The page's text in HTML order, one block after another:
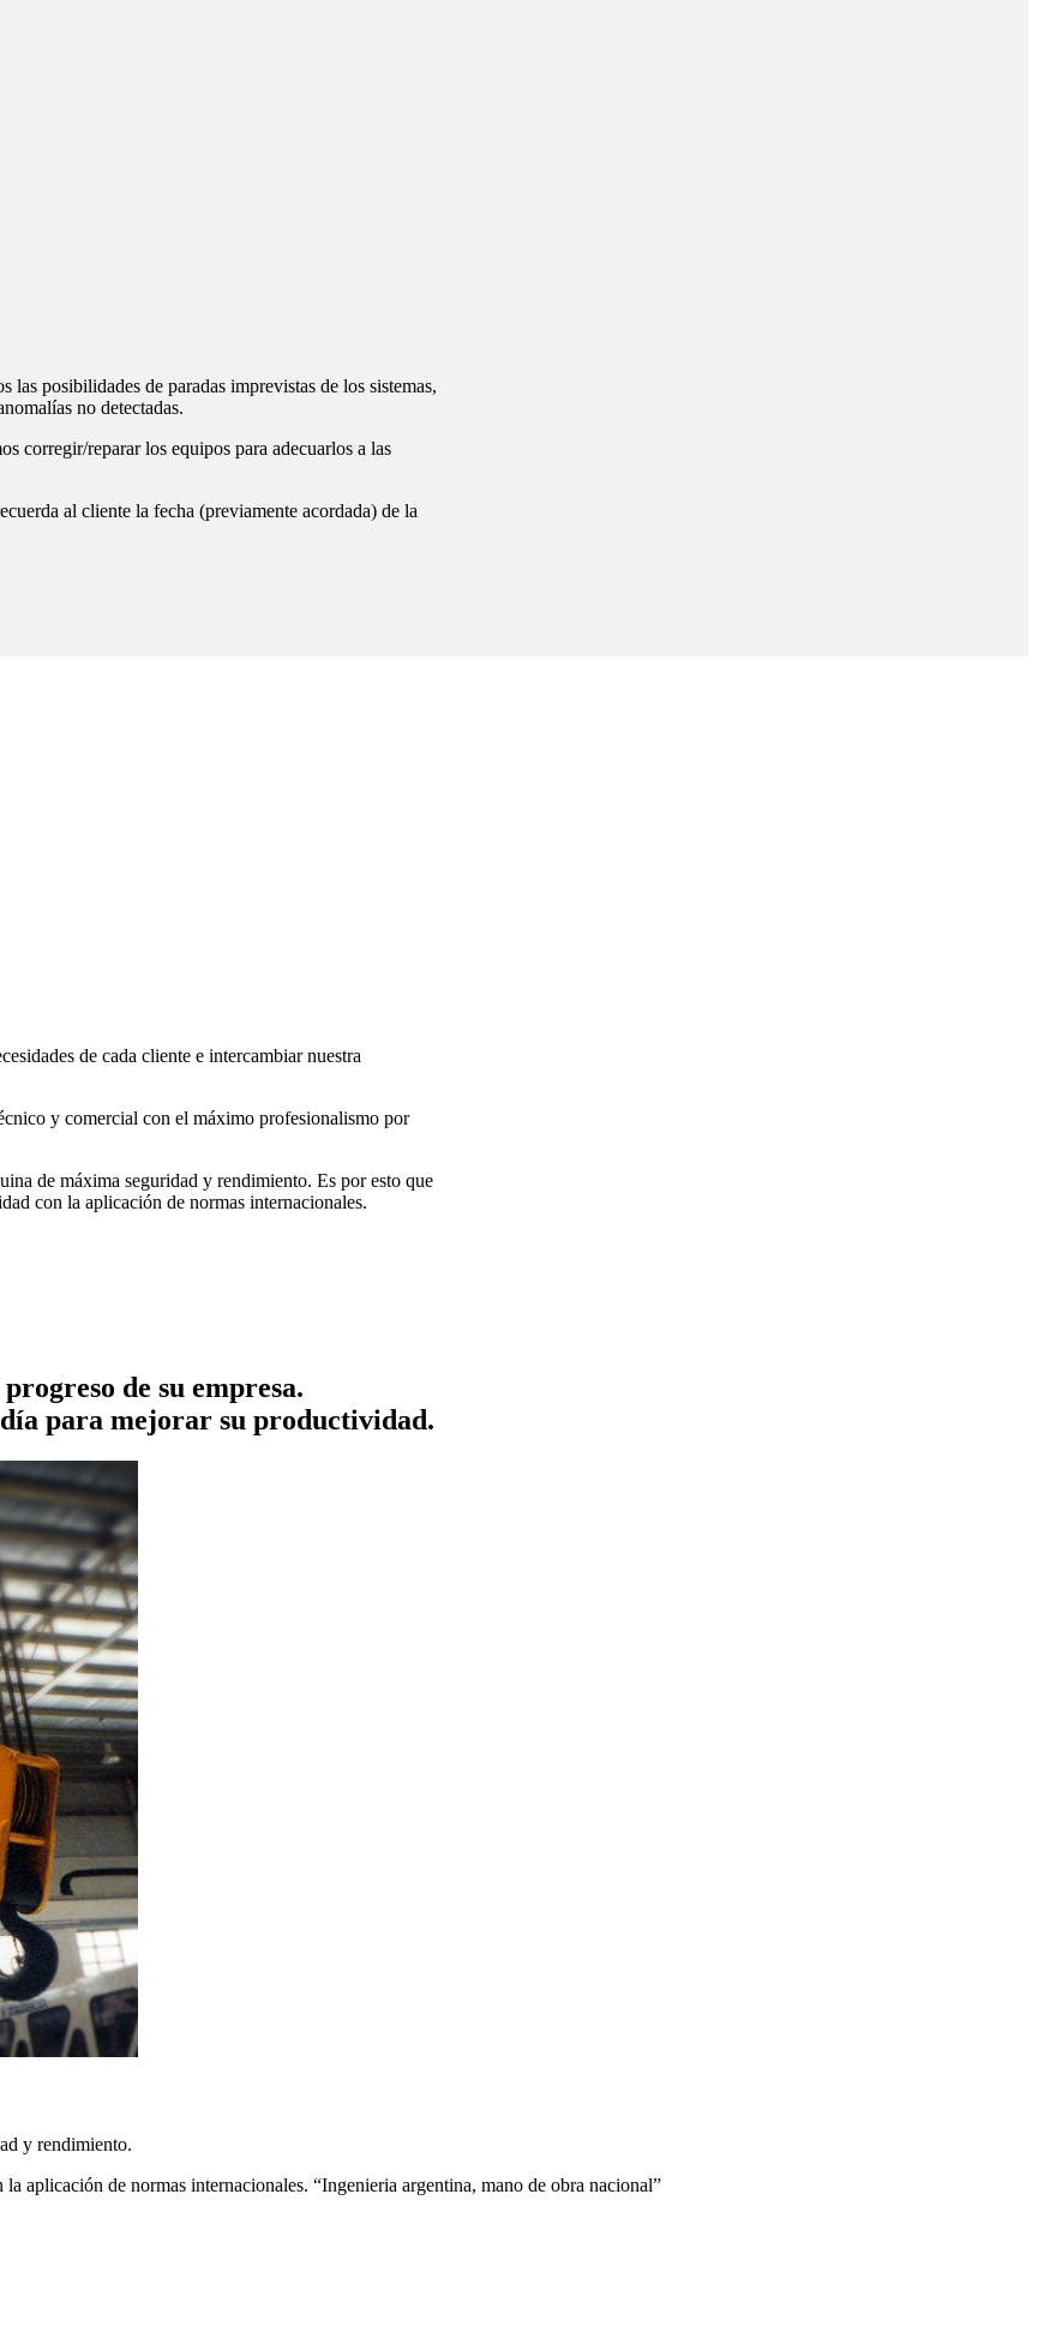
posibilidades de paradas imprevistas de los sistemas,
no detectadas.
corregir/reparar los equipos para adecuarlos a las
al cliente la fecha (previamente acordada) de la
de cada cliente e intercambiar nuestra
y comercial con el máximo profesionalismo por
de máxima seguridad y rendimiento. Es por esto que
con la aplicación de normas internacionales.
de su empresa.
para mejorar su productividad.
y rendimiento.
aplicación de normas internacionales. “Ingenieria argentina, mano de obra nacional”